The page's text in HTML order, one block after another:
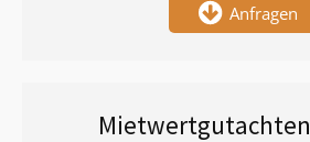
Anfragen
Mietwertgutachten